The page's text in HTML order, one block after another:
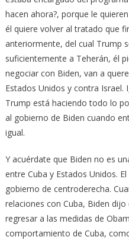
hacen ahora?, porque le
él quiere volver al tratado que
anteriormente, del cual Trump
suficientemente a Teherán, él
negociar con Biden, van a
Estados Unidos y contra Israel.
Trump está haciendo todo lo
al gobierno de Biden cuando
igual.
Y acuérdate que Biden no es
entre Cuba y Estados Unidos.
gobierno de centroderecha.
relaciones con Cuba, Biden
regresar a las medidas de
comportamiento de Cuba,